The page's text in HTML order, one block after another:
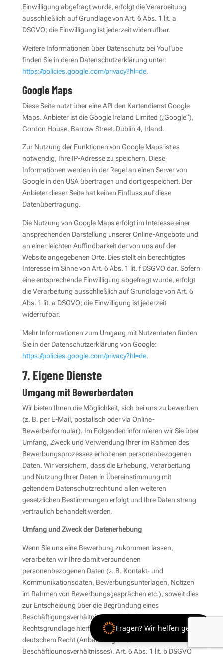
Einwilligung abgefragt wurde, erfolgt die Verarbeitung
ausschließlich auf Grundlage von Art. 6 Abs. 1 lit. a
DSGVO; die Einwilligung ist jederzeit widerrufbar.
Weitere Informationen über Datenschutz bei YouTube
finden Sie in deren Datenschutzerklärung unter:
https://policies.google.com/privacy?hl=de.
Google Maps
Diese Seite nutzt über eine API den Kartendienst Google
Maps. Anbieter ist die Google Ireland Limited („Google“),
Gordon House, Barrow Street, Dublin 4, Irland.
Zur Nutzung der Funktionen von Google Maps ist es
notwendig, Ihre IP-Adresse zu speichern. Diese
Informationen werden in der Regel an einen Server von
Google in den USA übertragen und dort gespeichert. Der
Anbieter dieser Seite hat keinen Einfluss auf diese
Datenübertragung.
Die Nutzung von Google Maps erfolgt im Interesse einer
ansprechenden Darstellung unserer Online-Angebote und
an einer leichten Auffindbarkeit der von uns auf der
Website angegebenen Orte. Dies stellt ein berechtigtes
Interesse im Sinne von Art. 6 Abs. 1 lit. f DSGVO dar. Sofern
eine entsprechende Einwilligung abgefragt wurde, erfolgt
die Verarbeitung ausschließlich auf Grundlage von Art. 6
Abs. 1 lit. a DSGVO; die Einwilligung ist jederzeit
widerrufbar.
Mehr Informationen zum Umgang mit Nutzerdaten finden
Sie in der Datenschutzerklärung von Google:
https://policies.google.com/privacy?hl=de.
7. Eigene Dienste
Umgang mit Bewerberdaten
Wir bieten Ihnen die Möglichkeit, sich bei uns zu bewerben
(z. B. per E-Mail, postalisch oder via Online-
Bewerberformular). Im Folgenden informieren wir Sie über
Umfang, Zweck und Verwendung Ihrer im Rahmen des
Bewerbungsprozesses erhobenen personenbezogenen
Daten. Wir versichern, dass die Erhebung, Verarbeitung
und Nutzung Ihrer Daten in Übereinstimmung mit
geltendem Datenschutzrecht und allen weiteren
gesetzlichen Bestimmungen erfolgt und Ihre Daten streng
vertraulich behandelt werden.
Umfang und Zweck der Datenerhebung
Wenn Sie uns eine Bewerbung zukommen lassen,
verarbeiten wir Ihre damit verbundenen
personenbezogenen Daten (z. B. Kontakt- und
Kommunikationsdaten, Bewerbungsunterlagen, Notizen
im Rahmen von Bewerbungsgesprächen etc.), soweit dies
zur Entscheidung über die Begründung eines
Beschäftigungsverhältnisses erforderlich ist.
Rechtsgrundlage hierfür ist § 26 BDSG-neu nach
deutschem Recht (Anbahnung eines
Beschäftigungsverhältnisses), Art. 6 Abs. 1 lit. b DSGVO
Fragen? Wir helfen gern!